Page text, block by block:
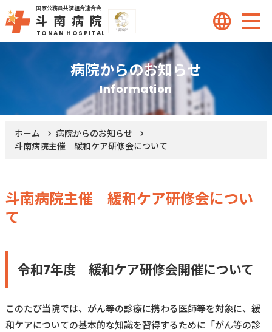
国家公務員共済組合連合会
斗南病院
TONAN HOSPITAL
Dr to Dr専用ダイヤル
tel 0120-107-255
外来のご案内
診療科のご案内
入院・面会のご案内
医療連携
病院紹介
病院からのお知らせ
Information
ホーム
病院からのお知らせ
斗南病院主催 緩和ケア研修会について
斗南病院主催 緩和ケア研修会につい
て
令和7年度 緩和ケア研修会開催について
このたび当院では、がん等の診療に携わる医師等を対象に、緩
和ケアについての基本的な知識を習得するために「がん等の診